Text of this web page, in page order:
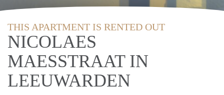
THIS APARTMENT IS RENTED OUT
NICOLAES
MAESSTRAAT IN
LEEUWARDEN